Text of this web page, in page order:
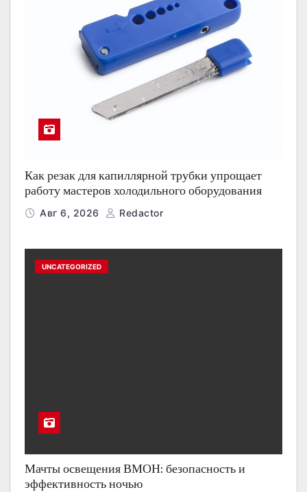
Как резак для капиллярной трубки упрощает
работу мастеров холодильного оборудования
Авг 6, 2026 Redactor
UNCATEGORIZED
Мачты освещения ВМОН: безопасность и
эффективность ночью